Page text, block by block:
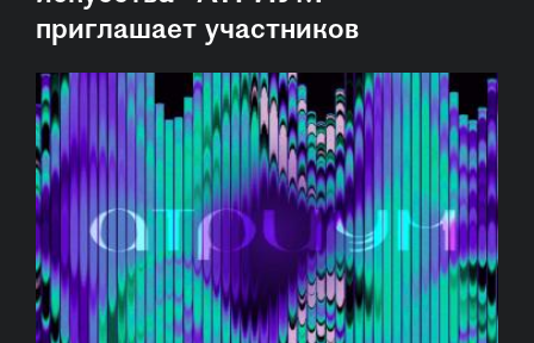
приглашает участников